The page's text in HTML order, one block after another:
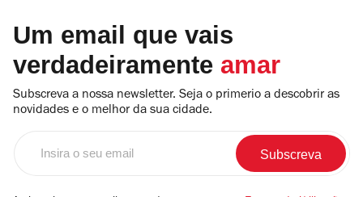
Um email que vais
verdadeiramente amar
Subscreva a nossa newsletter. Seja o primerio a descobrir as
novidades e o melhor da sua cidade.